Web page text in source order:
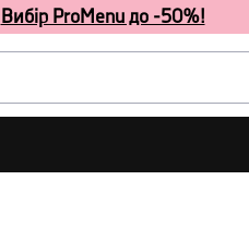
Вибір ProMenu до -50%!